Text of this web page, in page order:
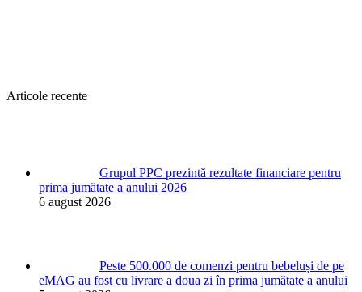
Articole recente
Grupul PPC prezintă rezultate financiare pentru
prima jumătate a anului 2026
6 august 2026
Peste 500.000 de comenzi pentru bebeluși de pe
eMAG au fost cu livrare a doua zi în prima jumătate a anului